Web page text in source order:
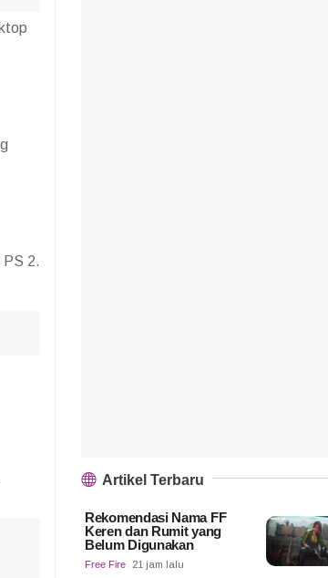
PS 2.
Artikel Terbaru
Rekomendasi Nama FF
Keren dan Rumit yang
Belum Digunakan
Free Fire 21 jam lalu